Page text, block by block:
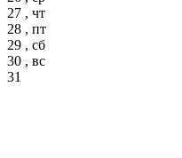
27 , чт
28 , пт
29 , сб
30 , вс
31